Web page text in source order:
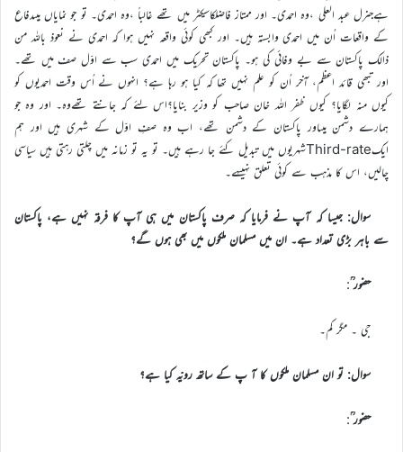
ہےجنرل عبد العلی ،وہ احمدی۔ اور ممتاز فاضلکاسیکٹر میں تھے غالباً ،وہ احمدی۔ تو جو نمایاں ہیںدفاع
کے واقعات اُن میں احمدی وابستہ ہیں۔ اور کبھی کوئی واقعہ نہیں ہوا کہ احمدی نے نعوذ باللہ من
ذالک پاکستان سے بے وفائی کی ہو۔ پاکستان تحریک میں احمدی سب سے اوّل صف میں تھے۔
اور تبھی قائد اعظم، آخر اُن کو علم نہیں تھا کہ کیا ہو رہا ہے؟ انہوں نے اُس وقت احمدیوں کو
کیوں منہ لگایا؟ کیوں ظفر اللہ خان صاحب کو وزیر بنایا؟اس لئے کہ جانتے تھےوہ۔ اور وہ جو
ہمارے دشمن ہیںاور پاکستان کے دشمن تھے، اب وہ صفِ اوّل کے شہری ہیں اور ہم
ایکThird-rateشہریوں میں تبدیل کئے جا رہے ہیں۔ تو یہ تو زمانہ میں چلتی رہتی ہیں سیاسی
چالیں، اس کا مذہب سے کوئی تعلق نہیںہے۔
سوال: جیسا کہ آپ نے فرمایا کہ صرف پاکستان میں ہی آپ کا فرقہ نہیں ہے، پاکستان
سے باہر بڑی تعداد ہے۔ ان میں مسلمان ملکوں میں بھی ہوں گے؟
حضور ؒ:
جی ۔ مگر کم۔
سوال: تو ان مسلمان ملکوں کا آ پ کے ساتھ رویّہ کیا ہے؟
حضور ؒ: